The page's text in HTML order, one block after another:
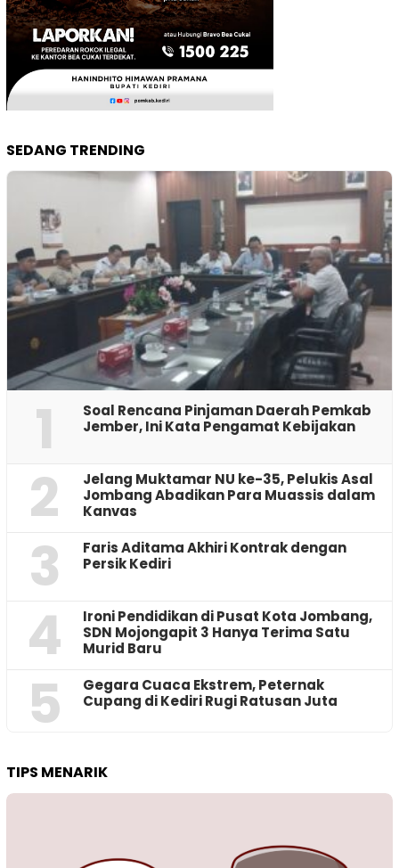
SEDANG TRENDING
1
‎Soal Rencana Pinjaman Daerah Pemkab
Jember, Ini Kata Pengamat Kebijakan ‎
2
Jelang Muktamar NU ke-35, Pelukis Asal
Jombang Abadikan Para Muassis dalam
Kanvas
3
Faris Aditama Akhiri Kontrak dengan
Persik Kediri
4
Ironi Pendidikan di Pusat Kota Jombang,
SDN Mojongapit 3 Hanya Terima Satu
Murid Baru
5
‎Gegara Cuaca Ekstrem, Peternak
Cupang di Kediri Rugi Ratusan Juta
TIPS MENARIK